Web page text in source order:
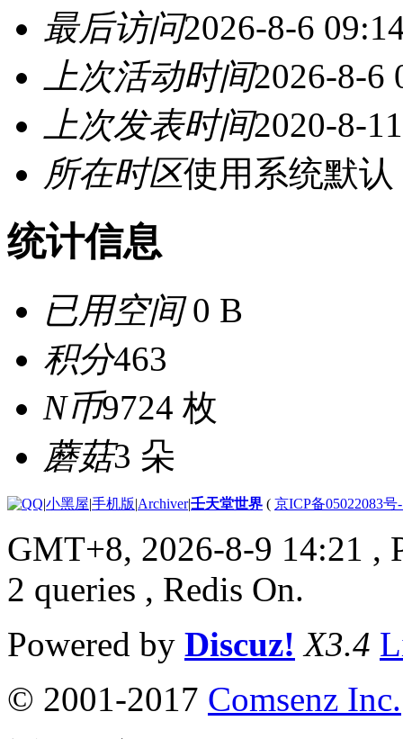
最后访问2026-8-6
上次活动时间2026-8-6
上次发表时间2020-8-
所在时区使用系统默认
统计信息
已用空间0 B
积分463
N币9724 枚
蘑菇3 朵
|小黑屋|手机版|Archiver|壬天堂世界 ( 京ICP备05022083号
GMT+8, 2026-8-9 14:21 ,
2 queries , Redis On.
Powered by Discuz! X3.4
© 2001-2017 Comsenz Inc.